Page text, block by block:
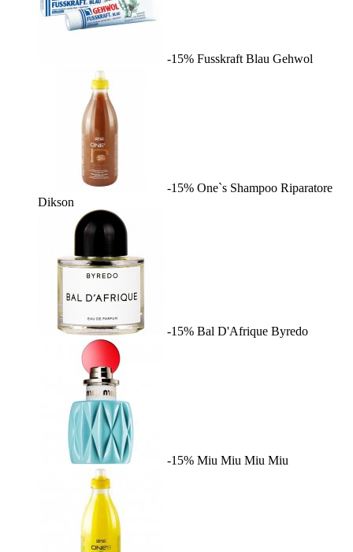
-15% Fusskraft Blau Gehwol
-15% One`s Shampoo Riparatore
Dikson
-15% Bal D'Afrique Byredo
-15% Miu Miu Miu Miu